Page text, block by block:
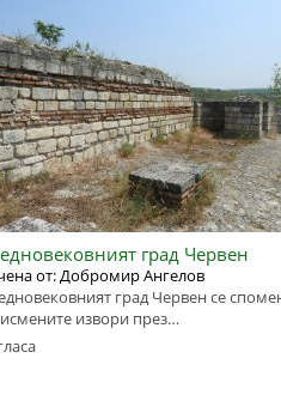
град Червен
от: Добромир Ангелов
град Червен се
извори през…